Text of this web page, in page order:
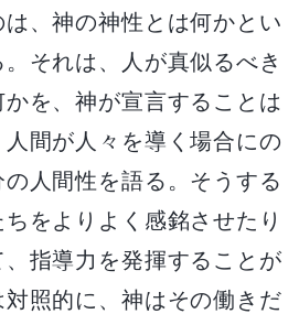
、神の神性とは何かとい
それは、人が真似るべき
を、神が宣言することは
間が人々を導く場合にの
人間性を語る。そうする
をよりよく感銘させたり
指導力を発揮することが
照的に、神はその働きだ